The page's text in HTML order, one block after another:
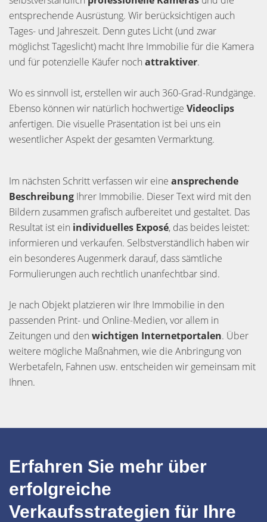
entsprechende Ausrüstung. Wir berücksichtigen auch
Tages- und Jahreszeit. Denn gutes Licht (und zwar
möglichst Tageslicht) macht Ihre Immobilie für die Kamera
und für potenzielle Käufer noch attraktiver.
Wo es sinnvoll ist, erstellen wir auch 360-Grad-Rundgänge.
Ebenso können wir natürlich hochwertige Videoclips
anfertigen. Die visuelle Präsentation ist bei uns ein
wesentlicher Aspekt der gesamten Vermarktung.
Im nächsten Schritt verfassen wir eine ansprechende
Beschreibung Ihrer Immobilie. Dieser Text wird mit den
Bildern zusammen grafisch aufbereitet und gestaltet. Das
Resultat ist ein individuelles Exposé, das beides leistet:
informieren und verkaufen. Selbstverständlich haben wir
ein besonderes Augenmerk darauf, dass sämtliche
Formulierungen auch rechtlich unanfechtbar sind.
Je nach Objekt platzieren wir Ihre Immobilie in den
passenden Print- und Online-Medien, vor allem in
Zeitungen und den wichtigen Internetportalen. Über
weitere mögliche Maßnahmen, wie die Anbringung von
Werbetafeln, Fahnen usw. entscheiden wir gemeinsam mit
Ihnen.
Erfahren Sie mehr über
erfolgreiche
Verkaufsstrategien für Ihre